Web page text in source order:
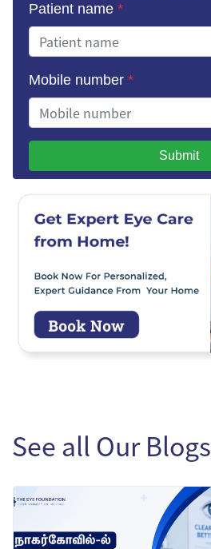
Patient name *
Mobile number *
Submit
See all Our Blogs